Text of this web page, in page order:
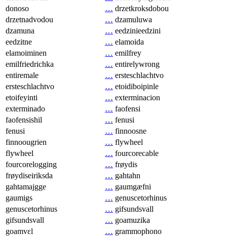
donoso
… drzetkroksdobou
drzetnadvodou
… dzamuluwa
dzamuna
… eedzinieedzini
eedzitne
… elamoida
elamoiminen
… emilfrey
emilfriedrichka
… entirelywrong
entiremale
… ersteschlachtvo
ersteschlachtvo
… etoidiboipinle
etoifeyinti
… exterminacion
exterminado
… faofensi
faofensishil
… fenusi
fenusi
… finnoosne
finnoougrien
… flywheel
flywheel
… fourcorecable
fourcorelogging
… frøydis
frøydiseiriksda
… gahtahn
gahtamajgge
… gaumgæfni
gaumigs
… genuscetorhinus
genuscetorhinus
… gifsundsvall
gifsundsvall
… goamuzika
goamvɛl
… grammophono